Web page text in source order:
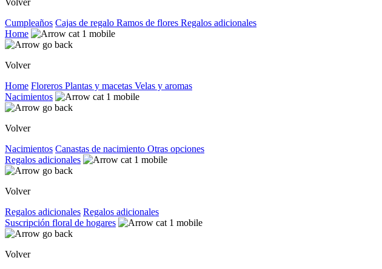
Volver
Cumpleaños Cajas de regalo Ramos de flores Regalos adicionales
Home
Volver
Home Floreros Plantas y macetas Velas y aromas
Nacimientos
Volver
Nacimientos Canastas de nacimiento Otras opciones
Regalos adicionales
Volver
Regalos adicionales Regalos adicionales
Suscripción floral de hogares
Volver